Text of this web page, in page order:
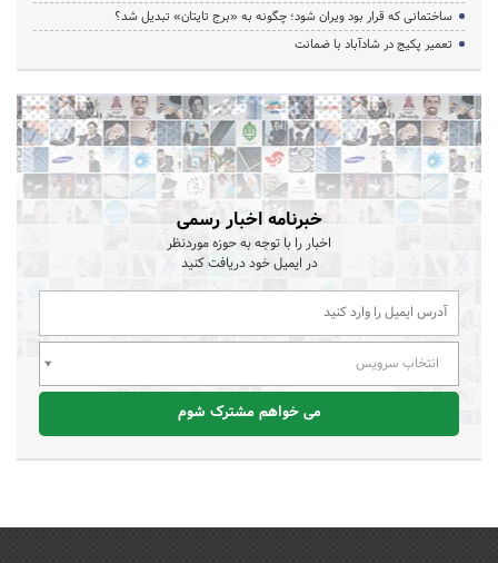
ساختمانی که قرار بود ویران شود؛ چگونه به «برج تایتان» تبدیل شد؟
تعمیر پکیج در شادآباد با ضمانت
خبرنامه اخبار رسمی
اخبار را با توجه به حوزه موردنظر
در ایمیل خود دریافت کنید
انتخاب سرویس
می خواهم مشترک شوم